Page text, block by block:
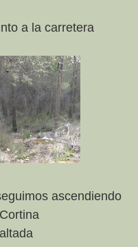
a la carretera
ascendiendo